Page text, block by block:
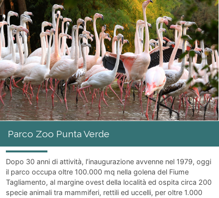
Parco divertimenti
Parco Giochi sull' acqua Aquasplash
Parco Zoo Punta Verde
Parco Junior
Luna Park Strabilia
Parco I Gommosi
Sale giochi videogiochi
Bing Ben
Supermann
Play Planet
Parco Zoo Punta Verde
Dopo 30 anni di attività, l’inaugurazione avvenne nel 1979, oggi
il parco occupa oltre 100.000 mq nella golena del Fiume
Tagliamento, al margine ovest della località ed ospita circa 200
specie animali tra mammiferi, rettili ed uccelli, per oltre 1.000